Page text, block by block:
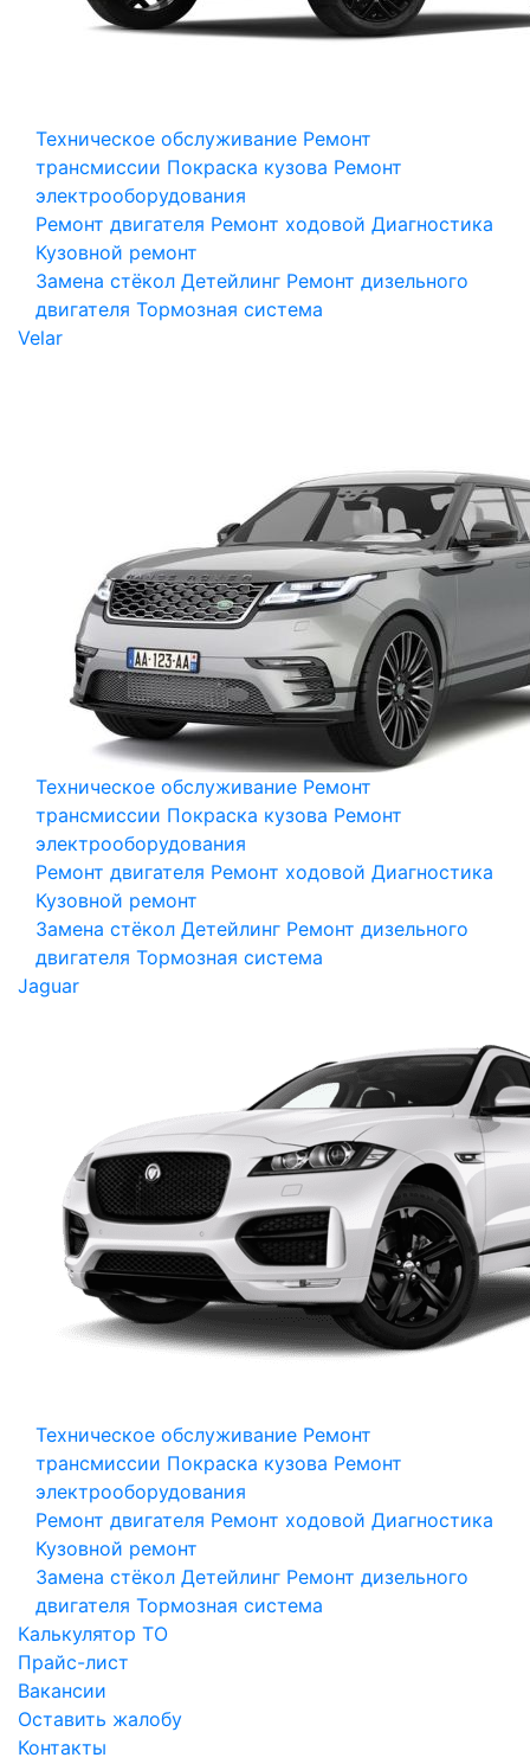
Техническое обслуживание Ремонт
трансмиссии Покраска кузова Ремонт
электрооборудования
Ремонт двигателя Ремонт ходовой Диагностика
Кузовной ремонт
Замена стёкол Детейлинг Ремонт дизельного
двигателя Тормозная система
Velar
Техническое обслуживание Ремонт
трансмиссии Покраска кузова Ремонт
электрооборудования
Ремонт двигателя Ремонт ходовой Диагностика
Кузовной ремонт
Замена стёкол Детейлинг Ремонт дизельного
двигателя Тормозная система
Jaguar
Техническое обслуживание Ремонт
трансмиссии Покраска кузова Ремонт
электрооборудования
Ремонт двигателя Ремонт ходовой Диагностика
Кузовной ремонт
Замена стёкол Детейлинг Ремонт дизельного
двигателя Тормозная система
Калькулятор ТО
Прайс-лист
Вакансии
Оставить жалобу
Контакты